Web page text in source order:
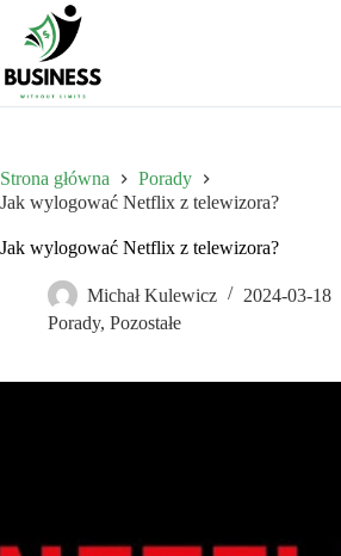
Przejdź
treści
Strona główna
Porady
Jak wylogować Netflix z telewizora?
Jak wylogować Netflix z telewizora?
Michał Kulewicz
2024-03-18
Porady, Pozostałe